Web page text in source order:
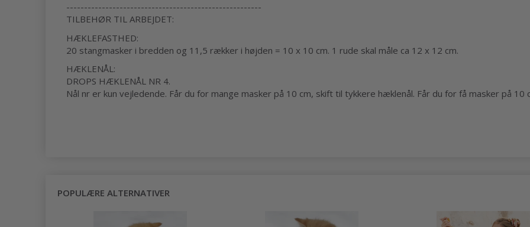
-------------------------------------------------------
TILBEHØR TIL ARBEJDET:
HÆKLEFASTHED:
20 stangmasker i bredden og 11,5 rækker i højden = 10 x 10 cm. 1 rude skal måle ca 12 x 12 cm.
HÆKLENÅL:
DROPS HÆKLENÅL NR 4.
Nål nr er kun vejledende. Får du for mange masker på 10 cm, skift til tykkere hæklenål. Får du for få masker på
POPULÆRE ALTERNATIVER